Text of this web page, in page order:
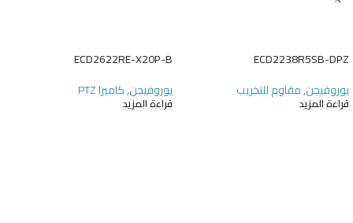
ECD2238R5SB-DPZ
يوروفيجن,مقاوم للتخريب
قراءة المزيد
ECD2622RE-X20P-B
يوروفيجن,كاميرا PTZ
قراءة المزيد